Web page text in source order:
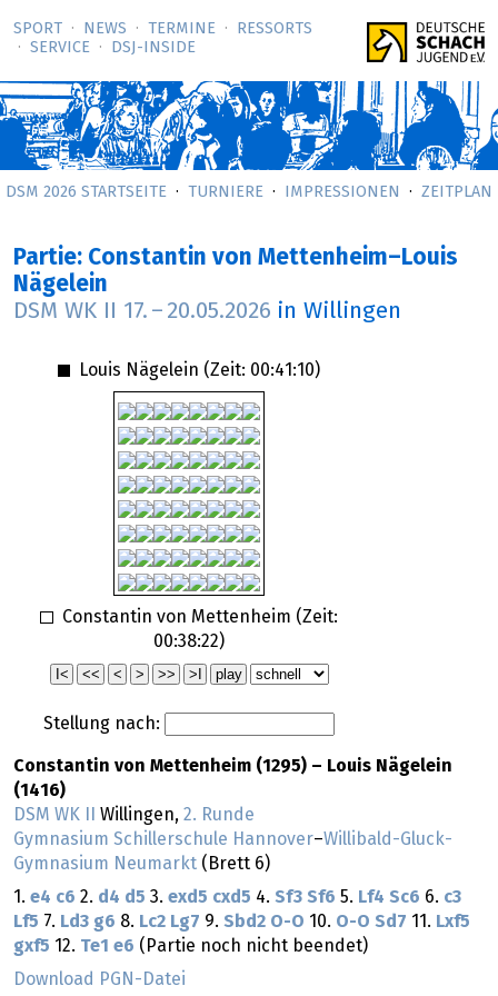
SPORT NEWS TERMINE
RESSORTS
SERVICE
DSJ-­INSIDE
DSM 2026 STARTSEITE TURNIERE IMPRESSIONEN ZEITPLAN
Partie: Constantin von Mettenheim–Louis
Nägelein
DSM WK II 17. – 20.05.2026 in Willingen
Louis Nägelein (Zeit: 00:41:10)
Constantin von Mettenheim (Zeit:
00:38:22)
Stellung nach:
Constantin von Mettenheim (1295) – Louis Nägelein
(1416)
DSM WK II
Willingen, 2. Runde
Gymnasium Schillerschule Hannover–Willibald-Gluck-
Gymnasium Neumarkt (Brett 6)
1. e4 c6 2. d4 d5 3. exd5 cxd5 4. Sf3 Sf6 5. Lf4 Sc6 6. c3
Lf5 7. Ld3 g6 8. Lc2 Lg7 9. Sbd2 O-O 10. O-O Sd7 11. Lxf5
gxf5 12. Te1 e6 (Partie noch nicht beendet)
Download PGN-Datei